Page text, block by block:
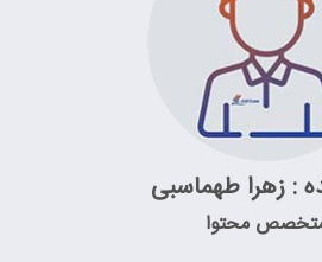
: زهرا طهماسبی
محتوا